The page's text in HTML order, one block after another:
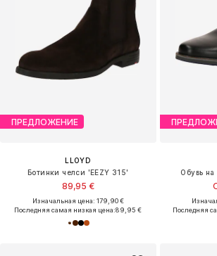
ПРЕДЛОЖЕНИЕ
LLOYD
Ботинки челси 'EEZY 315'
89,95 €
Изначальная цена: 179,90 €
Последняя самая низкая цена:89,95 €
Обувь
Последняя